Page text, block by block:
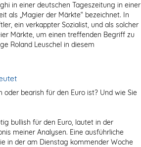
in einer deutschen Tageszeitung in einer
als „Magier der Märkte“ bezeichnet. In
ein verkappter Sozialist, und als solcher
Märkte, um einen treffenden Begriff zu
Roland Leuschel in diesem
oder bearish für den Euro ist? Und wie Sie
bullish für den Euro, lautet in der
meiner Analysen. Eine ausführliche
in der am Dienstag kommender Woche